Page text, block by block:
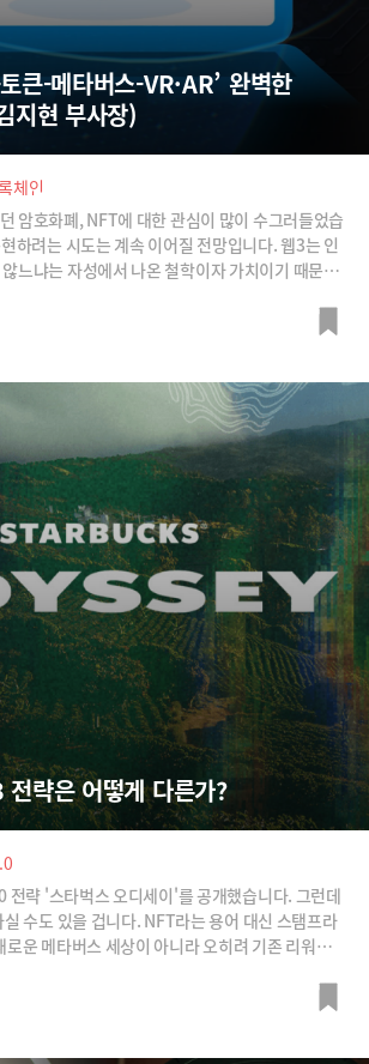
큰-메타버스-VR·AR’ 완벽한
지현 부사장)
체인
암호화폐, NFT에 대한 관심이 많이 수그러들었습
하려는 시도는 계속 이어질 전망입니다. 웹3는 인
느냐는 자성에서 나온 철학이자 가치이기 때문입
국내 최고의 IT 트렌드 전문가인 김지현 SK 부사
략은 어떻게 다른가?
전략 '스타벅스 오디세이'를 공개했습니다. 그런데
수도 있을 겁니다. NFT라는 용어 대신 스탬프라
운 메타버스 세상이 아니라 오히려 기존 리워드
스가 어떻게 기존 고객을 웹3 커뮤니티로 초대해